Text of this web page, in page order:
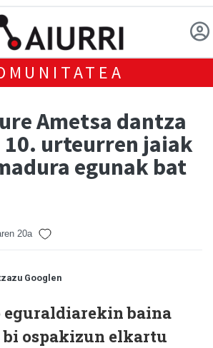
Ametsa dantza
urteurren jaiak
egunak bat
20a
Googlen
eguraldiarekin baina
ospakizun elkartu